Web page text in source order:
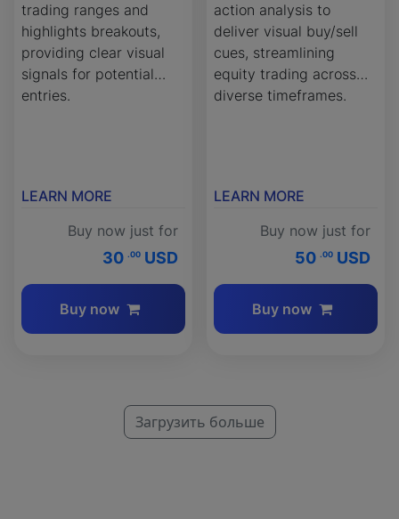
trading ranges and
highlights breakouts,
providing clear visual
signals for potential
entries.
LEARN MORE
Buy now just for
30 .00 USD
Buy now
action analysis to
deliver visual buy/sell
cues, streamlining
equity trading across
diverse timeframes.
LEARN MORE
Buy now just for
50 .00 USD
Buy now
Загрузить больше